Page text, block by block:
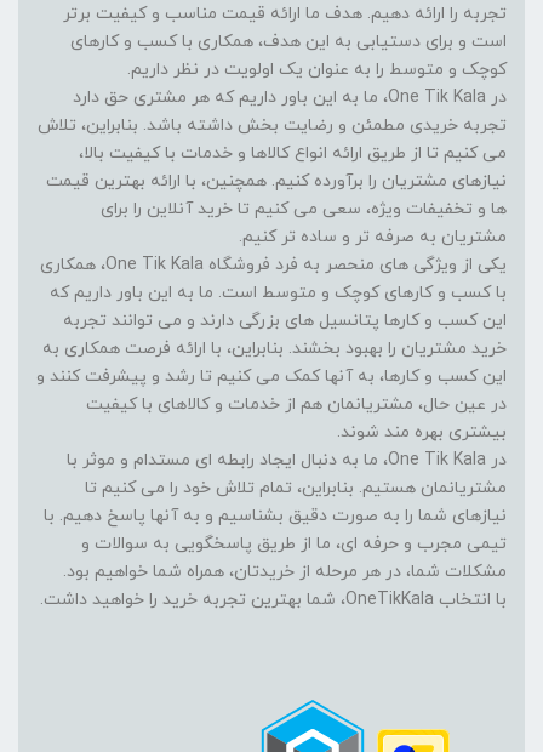
تجربه را ارائه دهیم. هدف ما ارائه قیمت مناسب و کیفیت برتر
است و برای دستیابی به این هدف، همکاری با کسب و کارهای
کوچک و متوسط را به عنوان یک اولویت در نظر داریم.
در One Tik Kala، ما به این باور داریم که هر مشتری حق دارد
تجربه خریدی مطمئن و رضایت بخش داشته باشد. بنابراین، تلاش
می کنیم تا از طریق ارائه انواع کالاها و خدمات با کیفیت بالا،
نیازهای مشتریان را برآورده کنیم. همچنین، با ارائه بهترین قیمت
ها و تخفیفات ویژه، سعی می کنیم تا خرید آنلاین را برای
مشتریان به صرفه تر و ساده تر کنیم.
یکی از ویژگی های منحصر به فرد فروشگاه One Tik Kala، همکاری
با کسب و کارهای کوچک و متوسط است. ما به این باور داریم که
این کسب و کارها پتانسیل های بزرگی دارند و می توانند تجربه
خرید مشتریان را بهبود بخشند. بنابراین، با ارائه فرصت همکاری به
این کسب و کارها، به آنها کمک می کنیم تا رشد و پیشرفت کنند و
در عین حال، مشتریانمان هم از خدمات و کالاهای با کیفیت
بیشتری بهره مند شوند.
در One Tik Kala، ما به دنبال ایجاد رابطه ای مستدام و موثر با
مشتریانمان هستیم. بنابراین، تمام تلاش خود را می کنیم تا
نیازهای شما را به صورت دقیق بشناسیم و به آنها پاسخ دهیم. با
تیمی مجرب و حرفه ای، ما از طریق پاسخگویی به سوالات و
مشکلات شما، در هر مرحله از خریدتان، همراه شما خواهیم بود.
با انتخاب OneTikKala، شما بهترین تجربه خرید را خواهید داشت.